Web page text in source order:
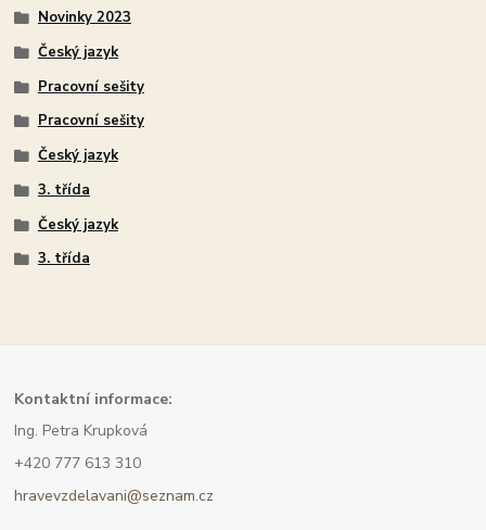
Novinky 2023
Český jazyk
Pracovní sešity
Pracovní sešity
Český jazyk
3. třída
Český jazyk
3. třída
Kontaktní informace:
Ing. Petra Krupková
+420 777 613 310
hravevzdelavani@seznam.cz